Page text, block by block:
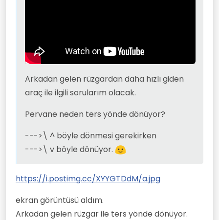
Arkadan gelen rüzgardan daha hızlı giden
araç ile ilgili sorularım olacak.
Pervane neden ters yönde dönüyor?
--->\ ^ böyle dönmesi gerekirken
--->\ v böyle dönüyor.
https://i.postimg.cc/XYYGTDdM/a.jpg
ekran görüntüsü aldım.
Arkadan gelen rüzgar ile ters yönde dönüyor.